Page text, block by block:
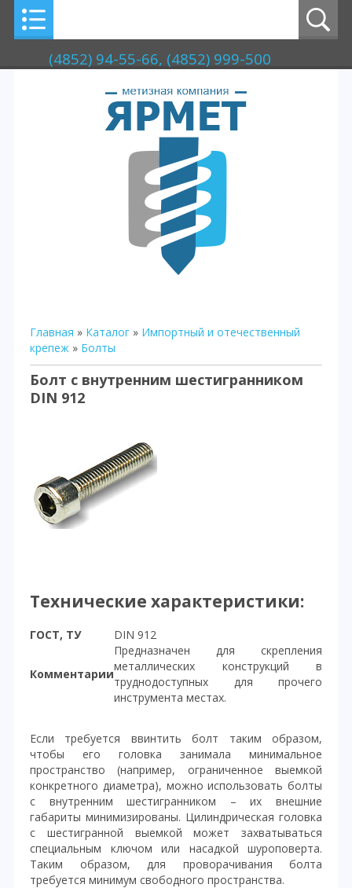
(4852) 94-55-66, (4852) 999-500
Главная » Каталог » Импортный и отечественный
крепеж » Болты
Болт с внутренним шестигранником
DIN 912
Технические характеристики:
ГОСТ, ТУ DIN 912
Комментарии
Предназначен для скрепления
металлических конструкций в
труднодоступных для прочего
инструмента местах.
Если требуется ввинтить болт таким образом,
чтобы его головка занимала минимальное
пространство (например, ограниченное выемкой
конкретного диаметра), можно использовать болты
с внутренним шестигранником – их внешние
габариты минимизированы. Цилиндрическая головка
с шестигранной выемкой может захватываться
специальным ключом или насадкой шуроповерта.
Таким образом, для проворачивания болта
требуется минимум свободного пространства.